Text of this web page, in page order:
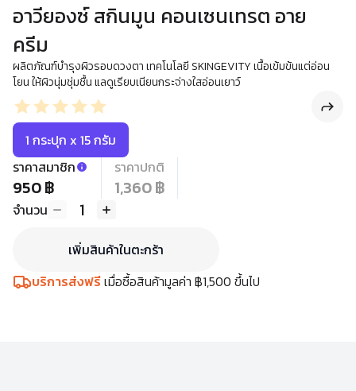
อาวียองซ์ สกินมูน คอนเซนเทรต อาย
ครีม
ผลิตภัณฑ์บำรุงผิวรอบดวงตา เทคโนโลยี SKINGEVITY เนื้อเข้มข้นแต่อ่อน
โยน ให้ผิวนุ่มชุ่มชื้น แลดูเรียบเนียนกระจ่างใสอ่อนเยาว์
1 กระปุก x 15 กรัม
ราคาสมาชิก
950 ฿
ราคาปกติ
1,360 ฿
จำนวน 1
เพิ่มสินค้าในตะกร้า
บริการส่งฟรีเมื่อซื้อสินค้ามูลค่า ฿1,500 ขึ้นไป